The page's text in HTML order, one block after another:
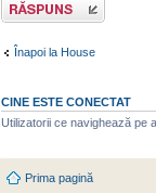
Înapoi la House
CINE ESTE CONECTAT
Utilizatorii ce navighează pe
Prima pagină